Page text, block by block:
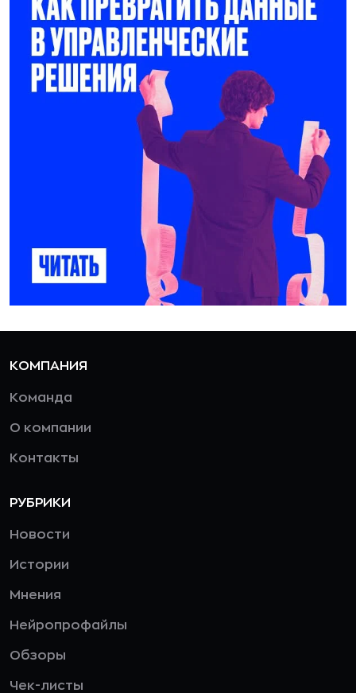
КОМПАНИЯ
Команда
О компании
Контакты
РУБРИКИ
Новости
Истории
Мнения
Нейропрофайлы
Обзоры
Чек-листы